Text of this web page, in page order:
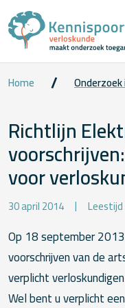
Home
Richtlijn
voor
30 april 2014
Op 18 september
voorschrijven van de
verplicht
Wel bent u verplicht